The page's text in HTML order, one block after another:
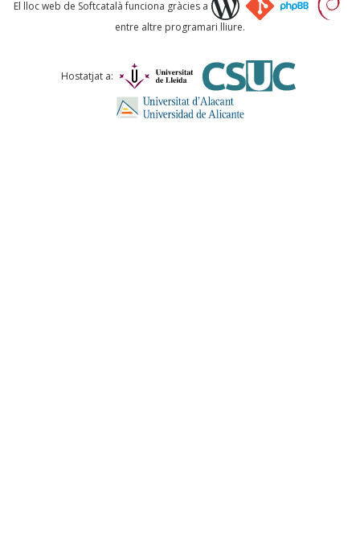
Comentari *
El lloc web de Softcatalà funciona gràcies a
entre altre programari lliure.
Hostatjat a: